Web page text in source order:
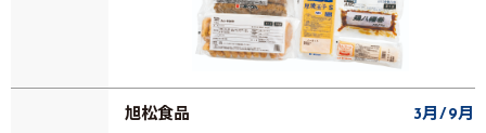
旭松食品 3月 9月